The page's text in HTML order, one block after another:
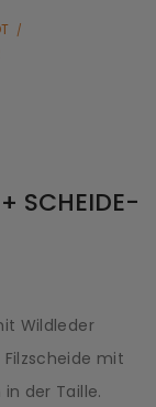
SCHEIDE-
Wildleder
mit
der Taille.